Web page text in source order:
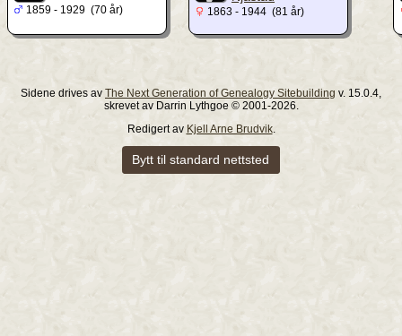
1859 - 1929 (70 år) 1863 - 1944 (81 år)
Sidene drives av The Next Generation of Genealogy Sitebuilding v. 15.0.4,
skrevet av Darrin Lythgoe © 2001-2026.
Redigert av Kjell Arne Brudvik.
Bytt til standard nettsted